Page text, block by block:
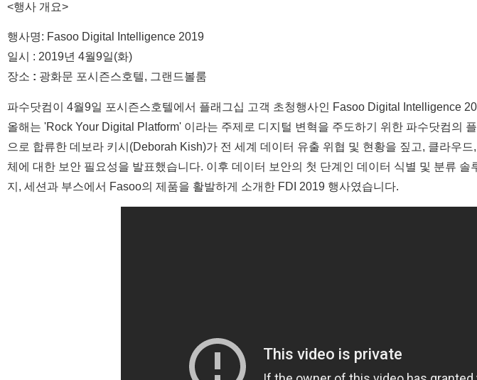
<행사 개요>
행사명: Fasoo Digital Intelligence 2019
일시 : 2019년 4월9일(화)
장소 : 광화문 포시즌스호텔, 그랜드볼룸
파수닷컴이 4월9일 포시즌스호텔에서 플래그십 고객 초청행사인 Fasoo Digital Intelligence
올해는 'Rock Your Digital Platform' 이라는 주제로 디지털 변혁을 주도하기 위한 파수닷컴의
으로 합류한 데보라 키시(Deborah Kish)가 전 세계 데이터 유출 위협 및 현황을 짚고, 클라우
체에 대한 보안 필요성을 발표했습니다. 이후 데이터 보안의 첫 단계인 데이터 식별 및 분류
지, 세션과 부스에서 Fasoo의 제품을 활발하게 소개한 FDI 2019 행사였습니다.